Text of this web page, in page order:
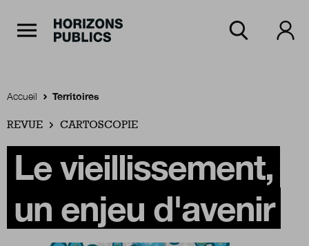
Accueil
Rubriques
Accueil Territoires
REVUE CARTOSCOPIE
Le vieillissement,
un enjeu d'avenir